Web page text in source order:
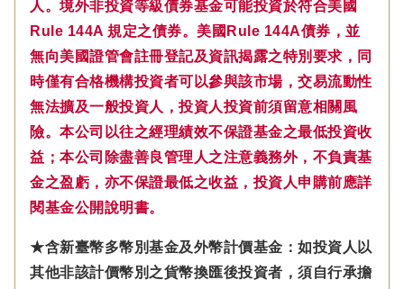
人。境外非投資等級債券基金可能投資於符合美國
Rule 144A 規定之債券。美國Rule 144A債券，並
無向美國證管會註冊登記及資訊揭露之特別要求，同
時僅有合格機構投資者可以參與該市場，交易流動性
無法擴及一般投資人，投資人投資前須留意相關風
險。本公司以往之經理績效不保證基金之最低投資收
益；本公司除盡善良管理人之注意義務外，不負責基
金之盈虧，亦不保證最低之收益，投資人申購前應詳
閱基金公開說明書。
★含新臺幣多幣別基金及外幣計價基金：如投資人以
其他非該計價幣別之貨幣換匯後投資者，須自行承擔